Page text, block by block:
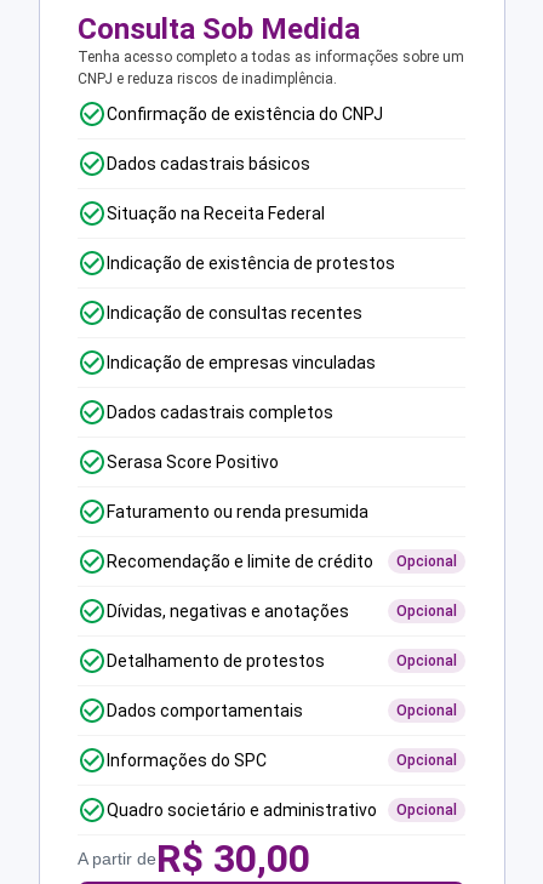
Consulta Sob Medida
Tenha acesso completo a todas as informações sobre um
CNPJ e reduza riscos de inadimplência.
Confirmação de existência do CNPJ
Dados cadastrais básicos
Situação na Receita Federal
Indicação de existência de protestos
Indicação de consultas recentes
Indicação de empresas vinculadas
Dados cadastrais completos
Serasa Score Positivo
Faturamento ou renda presumida
Recomendação e limite de crédito Opcional
Dívidas, negativas e anotações Opcional
Detalhamento de protestos Opcional
Dados comportamentais Opcional
Informações do SPC Opcional
Quadro societário e administrativo Opcional
A partir deR$ 30,00